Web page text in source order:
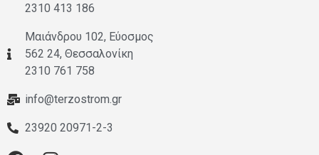
2310 413 186
Μαιάνδρου 102, Εύοσμος
562 24, Θεσσαλονίκη
2310 761 758
info@terzostrom.gr
23920 20971-2-3